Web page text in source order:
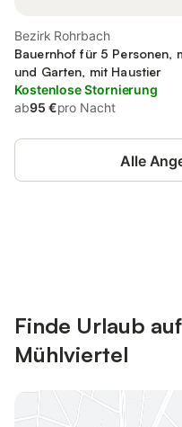
Bezirk Rohrbach
Bauernhof für 5 Personen,
und Garten, mit Haustier
Kostenlose Stornierung
ab95 €pro Nacht
Alle
Finde Urlaub
Mühlviertel